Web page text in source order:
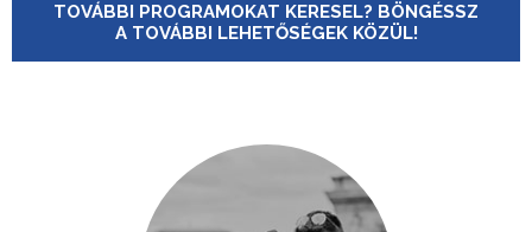
TOVÁBBI PROGRAMOKAT KERESEL? BÖNGÉSSZ
A TOVÁBBI LEHETŐSÉGEK KÖZÜL!